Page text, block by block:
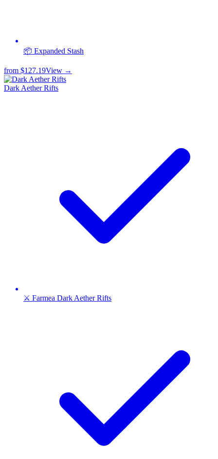
📦 Expanded Stash
from $127.19View →
Dark Aether Rifts
⚔️ Farmea Dark Aether Rifts